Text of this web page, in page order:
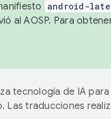
android-
al AOSP. Para
tecnología de IA
Las traducciones